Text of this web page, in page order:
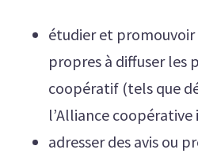
étudier et
propres à diffuser les
coopératif (tels que
l’Alliance
adresser des avis ou